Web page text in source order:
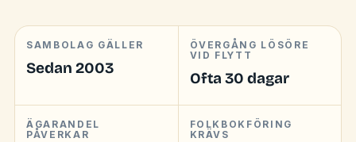
SAMBOLAG GÄLLER
Sedan 2003
ÖVERGÅNG LÖSÖRE
VID FLYTT
Ofta 30 dagar
ÄGARANDEL
PÅVERKAR
FOLKBOKFÖRING
KRÄVS